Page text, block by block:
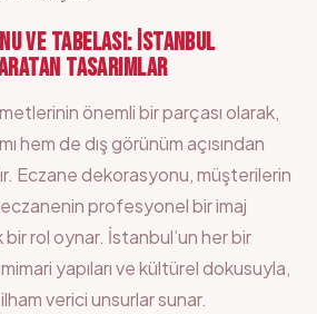
VE TABELASI: İSTANBUL
TASARIMLAR
önemli bir parçası olarak,
hem de dış görünüm açısından
Eczane dekorasyonu, müşterilerin
profesyonel bir imaj
rol oynar. İstanbul’un her bir
yapıları ve kültürel dokusuyla,
verici unsurlar sunar.